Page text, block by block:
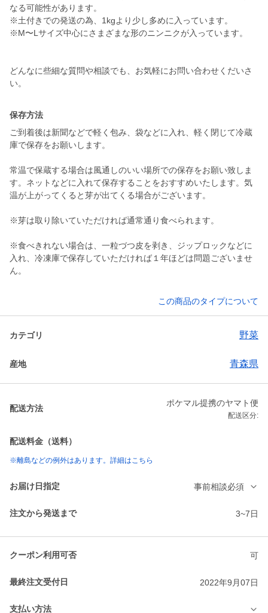
なる可能性があります。
※土付きでの発送の為、1kgより少し多めに入っています。
※M〜Lサイズ中心にさまざまな形のニンニクが入っています。
どんなに些細な質問や相談でも、お気軽にお問い合わせくだいさ
保存方法
ご到着後は新聞などで軽く包み、袋などに入れ、軽く閉じて冷蔵
庫で保存をお願いします。
常温で保蔵する場合は風通しのいい場所での保存をお願い致しま
す。ネットなどに入れて保存することをおすすめいたします。気
温が上がってくると芽が出てくる場合がございます。
※芽は取り除いていただければ通常通り食べられます。
※食べきれない場合は、一粒づつ皮を剥き、ジップロックなどに
入れ、冷凍庫で保存していただければ１年ほどは問題ございませ
ん。
この商品のタイプについて
カテゴリ 野菜
産地 青森県
配送方法
ポケマル提携のヤマト便
配送区分:
配送料金（送料）
※離島などの例外はあります。詳細はこちら
お届け日指定 事前相談必須
注文から発送まで 3~7日
クーポン利用可否 可
最終注文受付日 2022年9月07日
支払い方法